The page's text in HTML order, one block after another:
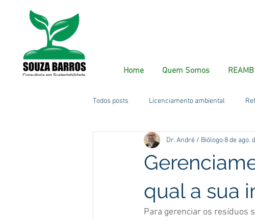
Home Quem Somos REAMB
Todos posts Licenciamento ambiental
qual a sua
Dr. André / Biólogo 8 de ago.
Para gerenciar os resíduos